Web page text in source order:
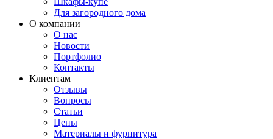
Для загородного дома
О компании
О нас
Новости
Портфолио
Контакты
Клиентам
Отзывы
Вопросы
Статьи
Цены
Материалы и фурнитура